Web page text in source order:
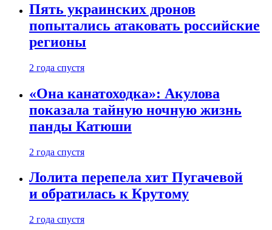
Пять украинских дронов
попытались атаковать российские
регионы
2 года спустя
«Она канатоходка»: Акулова
показала тайную ночную жизнь
панды Катюши
2 года спустя
Лолита перепела хит Пугачевой
и обратилась к Крутому
2 года спустя